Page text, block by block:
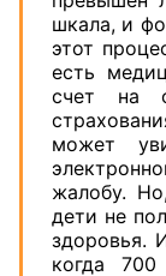
шкала, и
этот
есть
счет на
может
жалобу.
дети не
здоровья.
когда